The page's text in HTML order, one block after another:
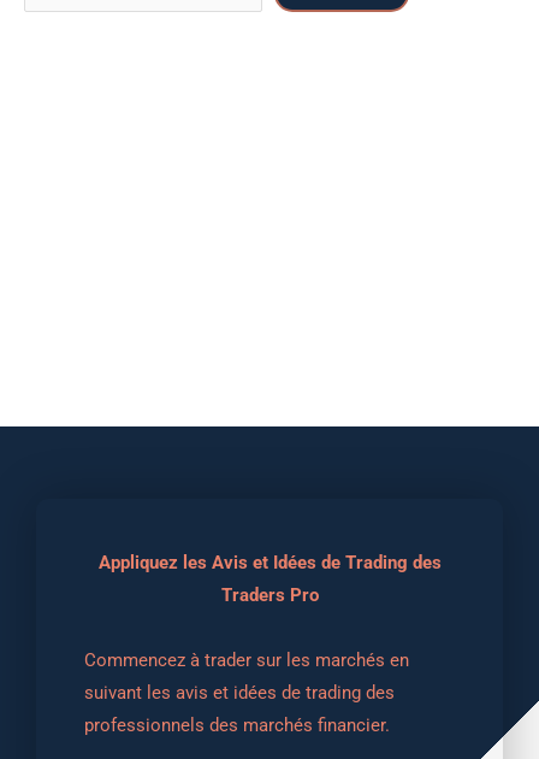
Appliquez les Avis et Idées de Trading des
Traders Pro
Commencez à trader sur les marchés en
suivant les avis et idées de trading des
professionnels des marchés financier.